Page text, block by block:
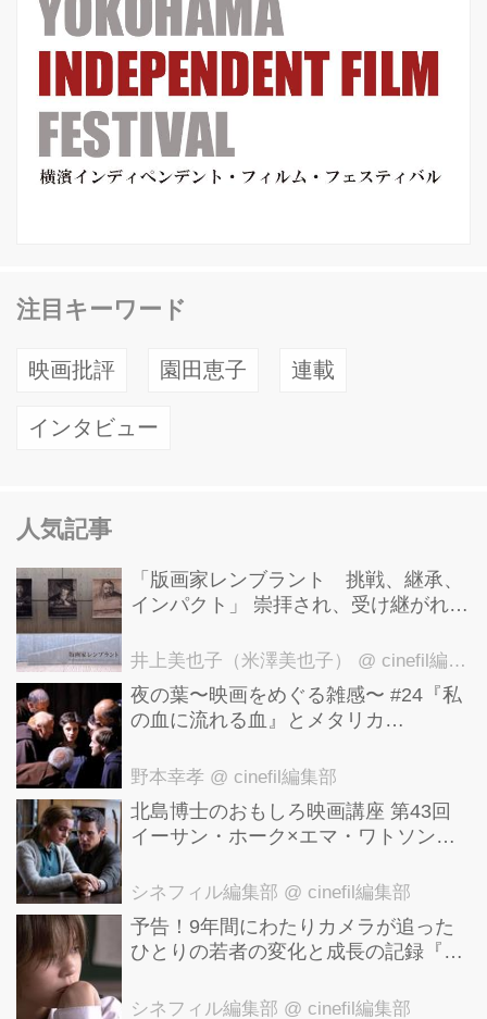
注目キーワード
映画批評 園田恵子 連載
インタビュー
人気記事
「版画家レンブラント 挑戦、継承、
インパクト」 崇拝され、受け継がれ、
洋美術館にて9月23日まで開催中！
井上美也子（米澤美也子） @ cinefil編集部
夜の葉〜映画をめぐる雑感〜 #24『私
の血に流れる血』とメタリカ
野本幸孝 @ cinefil編集部
北島博士のおもしろ映画講座 第43回
イーサン・ホーク×エマ・ワトソン。
基づく衝撃のサスペンス『リグレッシ
シネフィル編集部 @ cinefil編集部
予告！9年間にわたりカメラが追った
ひとりの若者の変化と成長の記録『ぼ
実の9年間』
シネフィル編集部 @ cinefil編集部